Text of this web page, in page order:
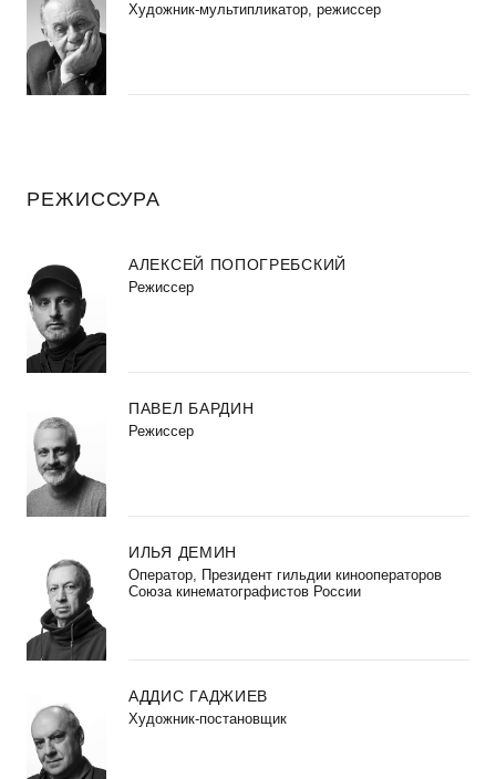
Художник-мультипликатор, режиссер
РЕЖИССУРА
АЛЕКСЕЙ ПОПОГРЕБСКИЙ
Режиссер
ПАВЕЛ БАРДИН
Режиссер
ИЛЬЯ ДЕМИН
Оператор, Президент гильдии кинооператоров
Союза кинематографистов России
АДДИС ГАДЖИЕВ
Художник-постановщик